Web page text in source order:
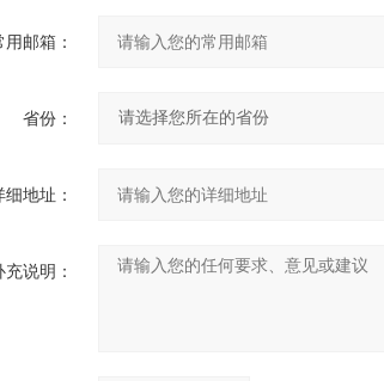
用邮箱：
省份：
细地址：
充说明：